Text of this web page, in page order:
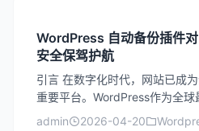
WordPress 自动备份插件
安全保驾护航
引言 在数字化时代，网站已成
重要平台。WordPress作为全球
统，驱动着超过40%的网站。然
admin 2026-04-20